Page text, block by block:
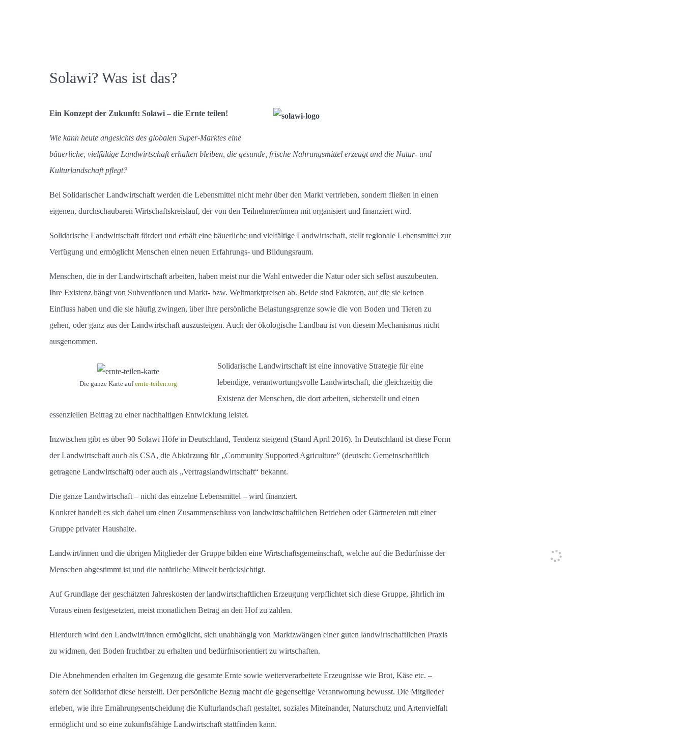
Solawi? Was ist das?
Ein Konzept der Zukunft: Solawi – die Ernte teilen!
Wie kann heute angesichts des globalen Super-Marktes eine
bäuerliche, vielfältige Landwirtschaft erhalten bleiben, die gesunde, frische Nahrungsmittel erzeugt und die Natur- und
Kulturlandschaft pflegt?
Bei Solidarischer Landwirtschaft werden die Lebensmittel nicht mehr über den Markt vertrieben, sondern fließen in einen
eigenen, durchschaubaren Wirtschaftskreislauf, der von den Teilnehmer/innen mit organisiert und finanziert wird.
Solidarische Landwirtschaft fördert und erhält eine bäuerliche und vielfältige Landwirtschaft, stellt regionale Lebensmittel zur
Verfügung und ermöglicht Menschen einen neuen Erfahrungs- und Bildungsraum.
Menschen, die in der Landwirtschaft arbeiten, haben meist nur die Wahl entweder die Natur oder sich selbst auszubeuten.
Ihre Existenz hängt von Subventionen und Markt- bzw. Weltmarktpreisen ab. Beide sind Faktoren, auf die sie keinen
Einfluss haben und die sie häufig zwingen, über ihre persönliche Belastungsgrenze sowie die von Boden und Tieren zu
gehen, oder ganz aus der Landwirtschaft auszusteigen. Auch der ökologische Landbau ist von diesem Mechanismus nicht
ausgenommen.
Die ganze Karte aufernte-teilen.org
Solidarische Landwirtschaft ist eine innovative Strategie für eine
lebendige, verantwortungsvolle Landwirtschaft, die gleichzeitig die
Existenz der Menschen, die dort arbeiten, sicherstellt und einen
essenziellen Beitrag zu einer nachhaltigen Entwicklung leistet.
Inzwischen gibt es über 90 Solawi Höfe in Deutschland, Tendenz steigend (Stand April 2016). In Deutschland ist diese Form
der Landwirtschaft auch als CSA, die Abkürzung für „Community Supported Agriculture” (deutsch: Gemeinschaftlich
getragene Landwirtschaft) oder auch als „Vertragslandwirtschaft“ bekannt.
Die ganze Landwirtschaft – nicht das einzelne Lebensmittel – wird finanziert.
Konkret handelt es sich dabei um einen Zusammenschluss von landwirtschaftlichen Betrieben oder Gärtnereien mit einer
Gruppe privater Haushalte.
Landwirt/innen und die übrigen Mitglieder der Gruppe bilden eine Wirtschaftsgemeinschaft, welche auf die Bedürfnisse der
Menschen abgestimmt ist und die natürliche Mitwelt berücksichtigt.
Auf Grundlage der geschätzten Jahreskosten der landwirtschaftlichen Erzeugung verpflichtet sich diese Gruppe, jährlich im
Voraus einen festgesetzten, meist monatlichen Betrag an den Hof zu zahlen.
Hierdurch wird den Landwirt/innen ermöglicht, sich unabhängig von Marktzwängen einer guten landwirtschaftlichen Praxis
zu widmen, den Boden fruchtbar zu erhalten und bedürfnisorientiert zu wirtschaften.
Die Abnehmenden erhalten im Gegenzug die gesamte Ernte sowie weiterverarbeitete Erzeugnisse wie Brot, Käse etc. –
sofern der Solidarhof diese herstellt. Der persönliche Bezug macht die gegenseitige Verantwortung bewusst. Die Mitglieder
erleben, wie ihre Ernährungsentscheidung die Kulturlandschaft gestaltet, soziales Miteinander, Naturschutz und Artenvielfalt
ermöglicht und so eine zukunftsfähige Landwirtschaft stattfinden kann.